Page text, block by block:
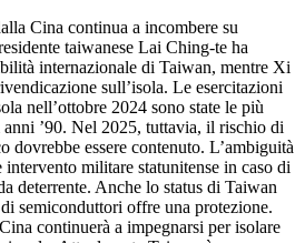
Cina continua a incombere su
taiwanese Lai Ching-te ha
internazionale di Taiwan, mentre Xi
sull’isola. Le esercitazioni
nell’ottobre 2024 sono state le più
’90. Nel 2025, tuttavia, il rischio di
dovrebbe essere contenuto. L’ambiguità
militare statunitense in caso di
deterrente. Anche lo status di Taiwan
semiconduttori offre una protezione.
continuerà a impegnarsi per isolare